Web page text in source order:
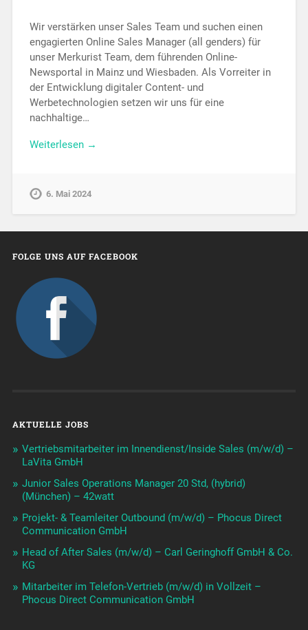
Wir verstärken unser Sales Team und suchen einen
engagierten Online Sales Manager (all genders) für
unser Merkurist Team, dem führenden Online-
Newsportal in Mainz und Wiesbaden. Als Vorreiter in
der Entwicklung digitaler Content- und
Werbetechnologien setzen wir uns für eine
nachhaltige…
Weiterlesen →
6. Mai 2024
FOLGE UNS AUF FACEBOOK
AKTUELLE JOBS
Vertriebsmitarbeiter im Innendienst/Inside Sales (m/w/d) –
LaVita GmbH
Junior Sales Operations Manager 20 Std, (hybrid)
(München) – 42watt
Projekt- & Teamleiter Outbound (m/w/d) – Phocus Direct
Communication GmbH
Head of After Sales (m/w/d) – Carl Geringhoff GmbH & Co.
KG
Mitarbeiter im Telefon-Vertrieb (m/w/d) in Vollzeit –
Phocus Direct Communication GmbH